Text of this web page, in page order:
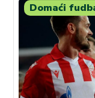
Domaći